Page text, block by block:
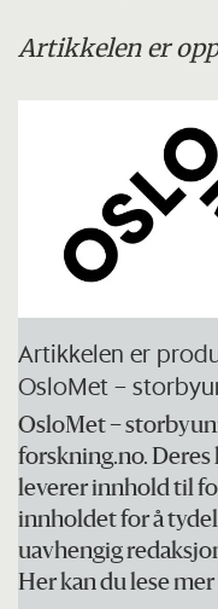
Artikkelen er
Artikkelen er
OsloMet –
OsloMet –
forskning.no.
leverer innhold til
innholdet for å
uavhengig
Her kan du lese